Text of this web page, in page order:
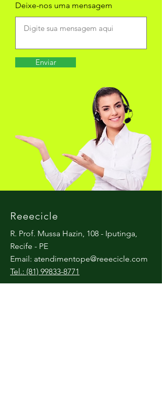
Deixe-nos uma mensagem
Enviar
Reeecicle
R. Prof. Mussa Hazin, 108 - Iputinga,
Recife - PE
Email: atendimentope@reeecicle.com
Tel.: (81) 99833-8771